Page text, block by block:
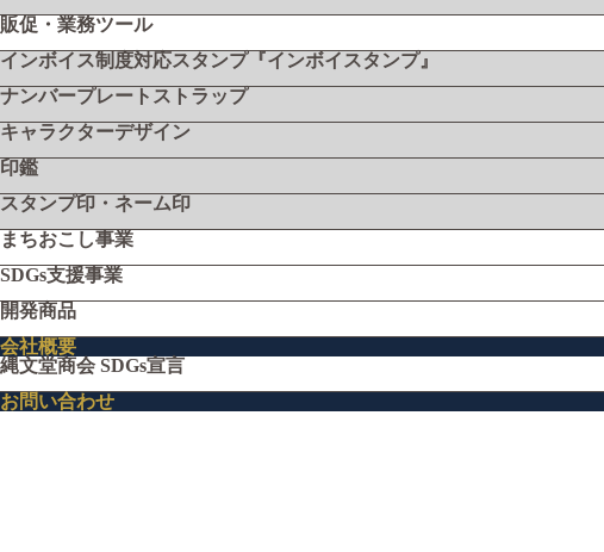
販促・業務ツール
インボイス制度対応スタンプ『インボイスタンプ』
ナンバープレートストラップ
キャラクターデザイン
印鑑
スタンプ印・ネーム印
まちおこし事業
SDGs支援事業
開発商品
会社概要
縄文堂商会 SDGs宣言
お問い合わせ